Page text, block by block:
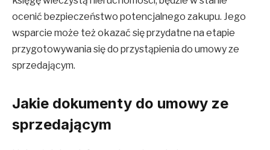
ocenić bezpieczeństwo potencjalnego zakupu. Jego
wsparcie może też okazać się przydatne na etapie
przygotowywania się do przystąpienia do umowy ze
sprzedającym.
Jakie dokumenty do umowy ze
sprzedającym